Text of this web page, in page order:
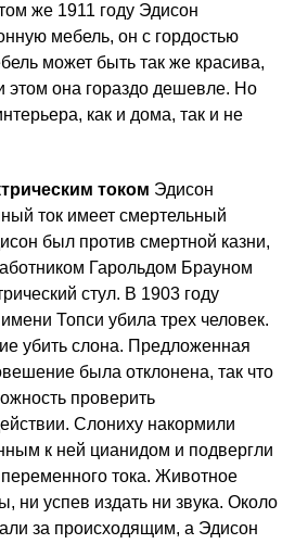
же 1911 году Эдисон
мебель, он с гордостью
может быть так же красива,
этом она гораздо дешевле. Но
как и дома, так и не
током Эдисон
ток имеет смертельный
был против смертной казни,
Гарольдом Брауном
стул. В 1903 году
Топси убила трех человек.
убить слона. Предложенная
была отклонена, так что
проверить
Слониху накормили
к ней цианидом и подвергли
тока. Животное
ни успев издать ни звука. Около
за происходящим, а Эдисон